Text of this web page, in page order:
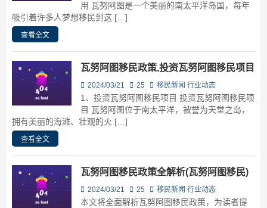
用 瓦努阿图是一个美丽的南太平洋岛国，每年
吸引着许多人梦想移民到这 […]
查看全文
瓦努阿图移民政策,投资瓦努阿图移民项目
2024/03/21 25 移民新闻 行业动态
1、投资瓦努阿图移民项目 投资瓦努阿图移民项
目 瓦努阿图位于南太平洋，被誉为天堂之岛，
拥有美丽的海滩、壮观的火 […]
查看全文
瓦努阿图移民政策全解析(瓦努阿图移民)
2024/03/21 25 移民新闻 行业动态
本文将全面解析瓦努阿图移民政策，为读者提